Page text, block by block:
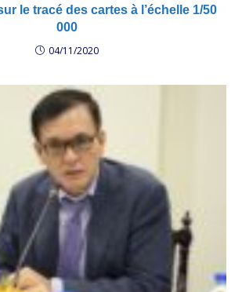
le tracé des cartes à l’échelle 1/50
000
04/11/2020